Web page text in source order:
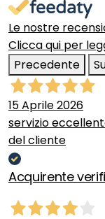
Le nostre
Clicca qui per
Precedente
15 Aprile 2026
servizio
del cliente
Acquirente